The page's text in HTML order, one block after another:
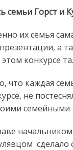
семьи Горст и
их семья
а
конкурсе
что каждая
не
семейными
сделало